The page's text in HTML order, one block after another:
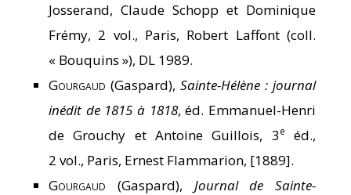
Josserand, Claude Schopp et Dominique
Frémy, 2 vol., Paris, Robert Laffont (coll.
« Bouquins »), DL 1989.
Gourgaud (Gaspard), Sainte-Hélène : journal
inédit de 1815 à 1818, éd. Emmanuel-Henri
de Grouchy et Antoine Guillois, 3e
éd.,
2 vol., Paris, Ernest Flammarion, [1889].
Gourgaud (Gaspard), Journal de Sainte-